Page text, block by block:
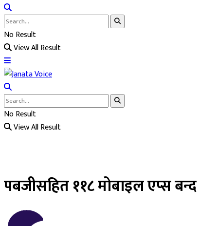
No Result
View All Result
No Result
View All Result
पबजीसहित ११८ मोबाइल एप्स बन्द